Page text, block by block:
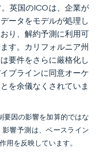
英国のICOは、企業が
ータをモデルが処理し
り、解約予測に利用可
す。カリフォルニア州
要件をさらに厳格化し
プラインに同意オーケ
を余儀なくされていま
因の影響を加算的ではな
響予測は、ベースライン
用を反映しています。